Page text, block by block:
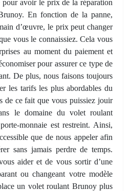
pour avoir le prix de la réparation
En fonction de la panne,
d’œuvre, le prix peut changer
vous le connaissiez. Cela vous
au moment du paiement et
pour assurer ce type de
De plus, nous faisons toujours
les tarifs les plus abordables du
de ce fait que vous puissiez jouir
le domaine du volet roulant
monnaie est restreint. Ainsi,
que de nous appeler afin
sans jamais perdre de temps.
aider et de vous sortir d’une
ou changeant votre modèle
un volet roulant Brunoy plus